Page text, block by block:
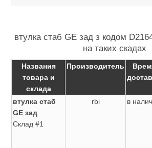
втулка стаб GE зад з кодом
на таких скадах
Названия
товара и
склада
Производитель
втулка стаб
GE зад
Склад #1
rbi в